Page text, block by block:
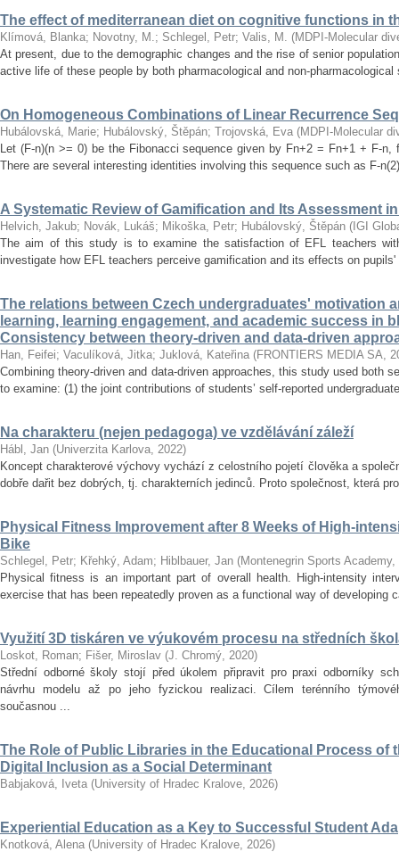
The effect of mediterranean diet on cognitive functions in
Klímová, Blanka; Novotny, M.; Schlegel, Petr; Valis, M. (MDPI-Molecular
At present, due to the demographic changes and the rise of senior
active life of these people by both pharmacological and
On Homogeneous Combinations of Linear Recurrence
Hubálovská, Marie; Hubálovský, Štěpán; Trojovská, Eva (MDPI-Molecular
Let (F-n)(n >= 0) be the Fibonacci sequence given by Fn+2 = Fn+1 + F-
There are several interesting identities involving this sequence such as F-
A Systematic Review of Gamification and Its Assessment
Helvich, Jakub; Novák, Lukáš; Mikoška, Petr; Hubálovský, Štěpán ( IGI
The aim of this study is to examine the satisfaction of EFL teachers
investigate how EFL teachers perceive gamification and its effects on
The relations between Czech undergraduates' motivation
learning, learning engagement, and academic success in
Consistency between theory-driven and data-driven
Han, Feifei; Vaculíková, Jitka; Juklová, Kateřina (FRONTIERS MEDIA SA,
Combining theory-driven and data-driven approaches, this study used both
to examine: (1) the joint contributions of students’ self-reported
Na charakteru (nejen pedagoga) ve vzdělávání záleží
Hábl, Jan (Univerzita Karlova, 2022)
Koncept charakterové výchovy vychází z celostního pojetí člověka a
dobře dařit bez dobrých, tj. charakterních jedinců. Proto společnost, která
Physical Fitness Improvement after 8 Weeks of High-
Bike
Schlegel, Petr; Křehký, Adam; Hiblbauer, Jan (Montenegrin Sports Academy,
Physical fitness is an important part of overall health. High-intensity
exercise that has been repeatedly proven as a functional way of developing
Využití 3D tiskáren ve výukovém procesu na středních
Loskot, Roman; Fišer, Miroslav (J. Chromý, 2020)
Střední odborné školy stojí před úkolem připravit pro praxi odborníky
návrhu modelu až po jeho fyzickou realizaci. Cílem terénního
současnou ...
The Role of Public Libraries in the Educational Process of
Digital Inclusion as a Social Determinant
Babjaková, Iveta (University of Hradec Kralove, 2026)
Experiential Education as a Key to Successful Student
Knotková, Alena (University of Hradec Kralove, 2026)